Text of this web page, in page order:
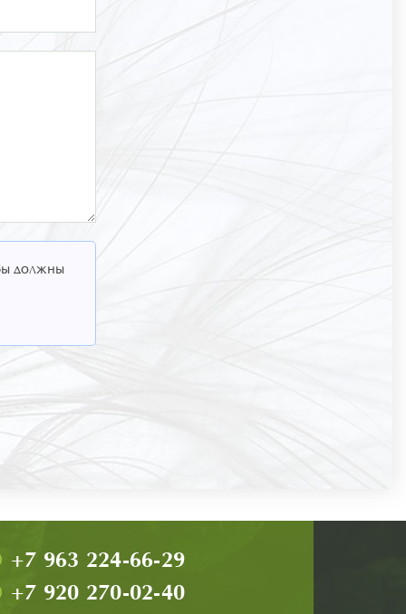
должны
+7 963 224-66-29
+7 920 270-02-40